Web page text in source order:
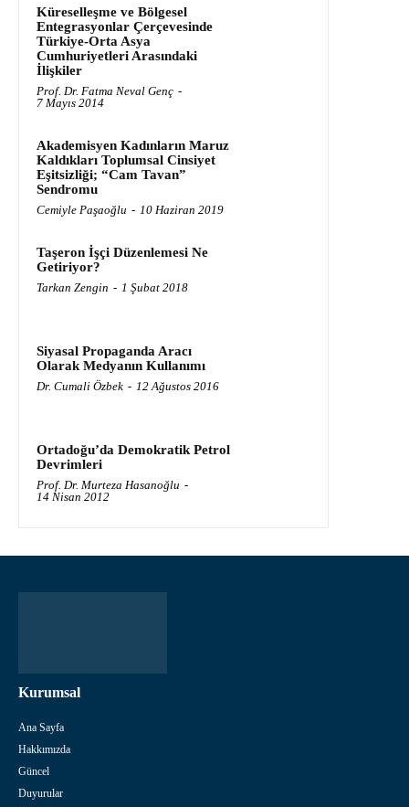
Küreselleşme ve Bölgesel
Entegrasyonlar Çerçevesinde
Türkiye-Orta Asya
Cumhuriyetleri Arasındaki
İlişkiler
Prof. Dr. Fatma Neval Genç -
7 Mayıs 2014
Akademisyen Kadınların Maruz
Kaldıkları Toplumsal Cinsiyet
Eşitsizliği; “Cam Tavan”
Sendromu
Cemiyle Paşaoğlu - 10 Haziran 2019
Taşeron İşçi Düzenlemesi Ne
Getiriyor?
Tarkan Zengin - 1 Şubat 2018
Siyasal Propaganda Aracı
Olarak Medyanın Kullanımı
Dr. Cumali Özbek - 12 Ağustos 2016
Ortadoğu’da Demokratik Petrol
Devrimleri
Prof. Dr. Murteza Hasanoğlu -
14 Nisan 2012
Kurumsal
Ana Sayfa
Hakkımızda
Güncel
Duyurular